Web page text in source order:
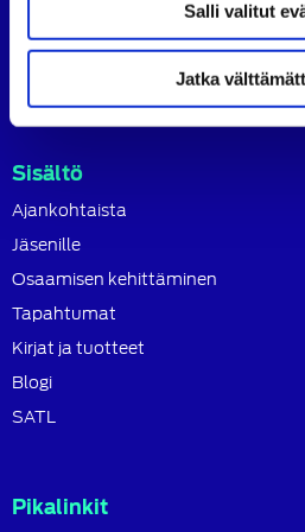
Salli valitut
Jatka
tavoitteena on ylläpitää ja kehittää
osaamista ja ammattitaitoa.
Sisältö
Ajankohtaista
Jäsenille
Osaamisen kehittäminen
Tapahtumat
Kirjat ja tuotteet
Blogi
SATL
Pikalinkit